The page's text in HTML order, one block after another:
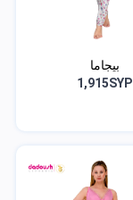
بيجاما
1,915SYP